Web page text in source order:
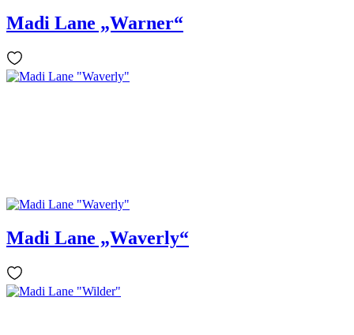
Madi Lane „Warner“
Madi Lane „Waverly“